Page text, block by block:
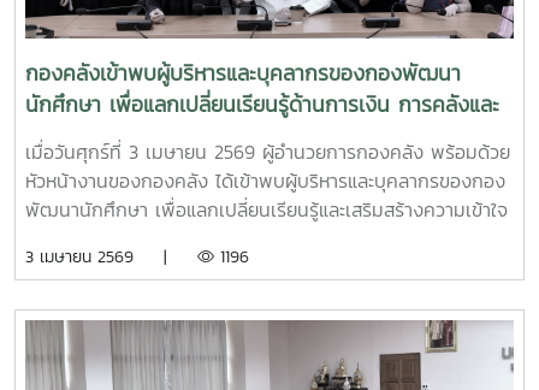
กองคลังเข้าพบผู้บริหารและบุคลากรของกองพัฒนา
นักศึกษา เพื่อแลกเปลี่ยนเรียนรู้ด้านการเงิน การคลังและ
การพัสดุ
เมื่อวันศุกร์ที่ 3 เมษายน 2569 ผู้อำนวยการกองคลัง พร้อมด้วย
หัวหน้างานของกองคลัง ได้เข้าพบผู้บริหารและบุคลากรของกอง
พัฒนานักศึกษา เพื่อแลกเปลี่ยนเรียนรู้และเสริมสร้างความเข้าใจ
นักศึกษา อาคารอำนวย ยศสุข ทั้งนี้ การเข้าพบหน่วยงานต่าง ๆ
เสริมการแลกเปลี่ยนเรียนรู้และพัฒนาความเข้าใจด้านการเงิน
การคลัง และการพัสดุแก่ผู้บริหารและผู้ปฏิบัติงานที่เกี่ยวข้อง
3 เมษายน 2569 | 1196